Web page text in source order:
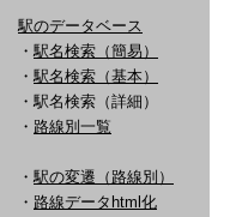
駅のデータベース
・ 駅名検索（簡易）
・ 駅名検索（基本）
・駅名検索（詳細）
・ 路線別一覧
・ 駅の変遷（路線別）
・ 路線データhtml化